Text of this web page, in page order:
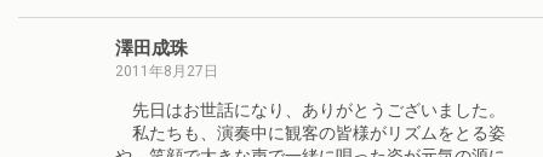
澤田成珠
2011年8月27日
先日はお世話になり、ありがとうございました。
私たちも、演奏中に観客の皆様がリズムをとる姿